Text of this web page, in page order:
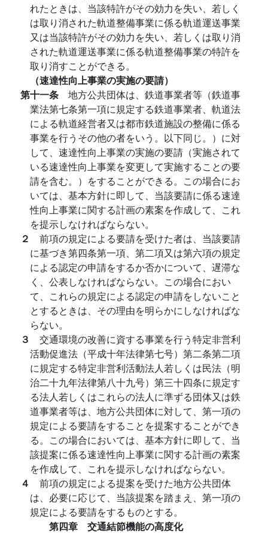
れたときは、当該特許がその効力を失い、若しく
は取り消された軌道整備事業に係る軌道運送事業
又は当該特許がその効力を失い、若しくは取り消
された軌道運送事業に係る軌道整備事業の特許を
取り消すことができる。
（速達性向上事業の実施の要請）
第十一条 地方公共団体は、鉄道事業者等（鉄道事
業法第七条第一項に規定する鉄道事業者、軌道法
による軌道経営者又は都市鉄道施設の整備に係る
事業を行うその他の者をいう。以下同じ。）に対
して、速達性向上事業の実施の要請（実施されて
いる速達性向上事業を変更して実施することの要
請を含む。）をすることができる。この場合にお
いては、基本方針に即して、当該要請に係る速達
性向上事業に関する計画の素案を作成して、これ
を提示しなければならない。
２ 前項の規定による要請を受けた者は、当該要請
に基づき第四条第一項、第二項又は第六項の規定
による認定の申請をするか否かについて、遅滞な
く、公表しなければならない。この場合におい
て、これらの規定による認定の申請をしないこと
とするときは、その理由を明らかにしなければな
らない。
３ 交通環境の改善に資する事業を行う特定非営利
活動促進法（平成十年法律第七号）第二条第二項
に規定する特定非営利活動法人若しくは民法（明
治二十九年法律第八十九号）第三十四条に規定す
る法人若しくはこれらの法人に準ずる団体又は鉄
道事業者等は、地方公共団体に対して、第一項の
規定による要請をすることを提案することができ
る。この場合においては、基本方針に即して、当
該提案に係る速達性向上事業に関する計画の素案
を作成して、これを提示しなければならない。
４ 前項の規定による提案を受けた地方公共団体
は、必要に応じて、当該提案を踏まえ、第一項の
規定による要請をするものとする。
第四章 交通結節機能の高度化